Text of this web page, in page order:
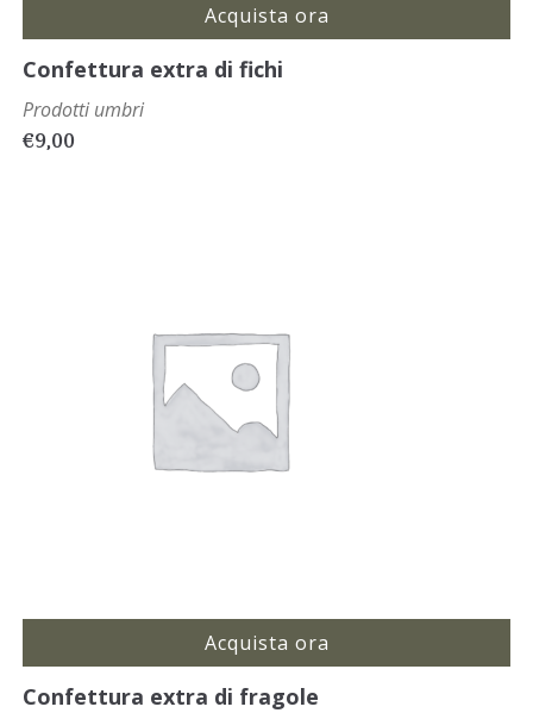
Acquista ora
Confettura extra di fichi
Prodotti umbri
€9,00
Acquista ora
Confettura extra di fragole